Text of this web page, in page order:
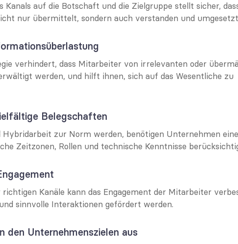
Kanals auf die Botschaft und die Zielgruppe stellt sicher,
nur übermittelt, sondern auch verstanden und
verhindert, dass Mitarbeiter von irrelevanten oder
werden, und hilft ihnen, sich auf das Wesentliche zu
Belegschaften
Hybridarbeit zur Norm werden, benötigen Unternehmen
Zeitzonen, Rollen und technische Kenntnisse
Kanäle kann das Engagement der Mitarbeiter
sinnvolle Interaktionen gefördert werden.
den Unternehmenszielen aus